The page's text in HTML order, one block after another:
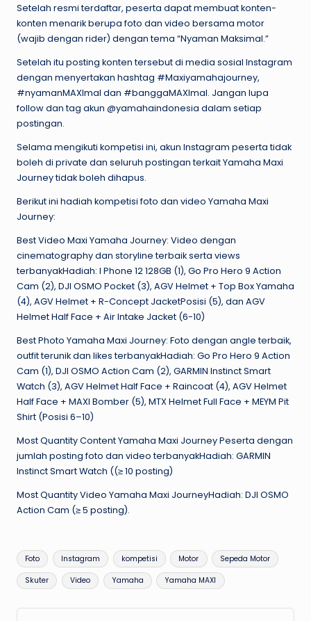
Setelah resmi terdaftar, peserta dapat membuat konten-
konten menarik berupa foto dan video bersama motor
(wajib dengan rider) dengan tema “Nyaman Maksimal.”
Setelah itu posting konten tersebut di media sosial Instagram
dengan menyertakan hashtag #Maxiyamahajourney,
#nyamanMAXImal dan #banggaMAXImal. Jangan lupa
follow dan tag akun @yamahaindonesia dalam setiap
postingan.
Selama mengikuti kompetisi ini, akun Instagram peserta tidak
boleh di private dan seluruh postingan terkait Yamaha Maxi
Journey tidak boleh dihapus.
Berikut ini hadiah kompetisi foto dan video Yamaha Maxi
Journey:
Best Video Maxi Yamaha Journey: Video dengan
cinematography dan storyline terbaik serta views
terbanyakHadiah: I Phone 12 128GB (1), Go Pro Hero 9 Action
Cam (2), DJI OSMO Pocket (3), AGV Helmet + Top Box Yamaha
(4), AGV Helmet + R-Concept JacketPosisi (5), dan AGV
Helmet Half Face + Air Intake Jacket (6-10)
Best Photo Yamaha Maxi Journey: Foto dengan angle terbaik,
outfit terunik dan likes terbanyakHadiah: Go Pro Hero 9 Action
Cam (1), DJI OSMO Action Cam (2), GARMIN Instinct Smart
Watch (3), AGV Helmet Half Face + Raincoat (4), AGV Helmet
Half Face + MAXI Bomber (5), MTX Helmet Full Face + MEYM Pit
Shirt (Posisi 6–10)
Most Quantity Content Yamaha Maxi Journey Peserta dengan
jumlah posting foto dan video terbanyakHadiah: GARMIN
Instinct Smart Watch ((≥ 10 posting)
Most Quantity Video Yamaha Maxi JourneyHadiah: DJI OSMO
Action Cam (≥ 5 posting).
Tags:
Foto Instagram kompetisi Motor Sepeda Motor
Skuter Video Yamaha Yamaha MAXI